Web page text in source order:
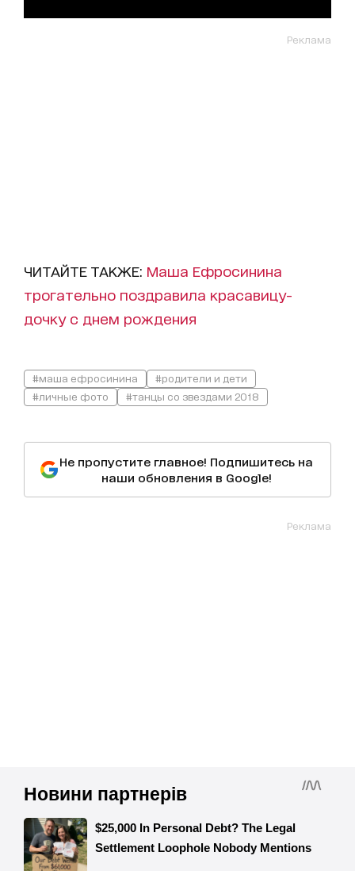
Реклама
ЧИТАЙТЕ ТАКЖЕ: Маша Ефросинина
трогательно поздравила красавицу-
дочку с днем рождения
#маша ефросинина
#родители и дети
#личные фото
#танцы со звездами 2018
Не пропустите главное! Подпишитесь на
наши обновления в Google!
Реклама